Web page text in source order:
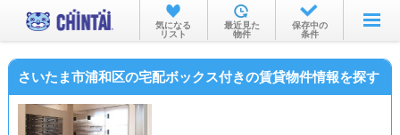
お部屋を探す
沿線・駅から
気になる
リスト
最近見た
物件
保存中の
条件
さいたま市浦和区の宅配ボックス付きの賃貸物件情報を探す